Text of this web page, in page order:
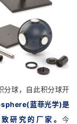
球，自此积分球开
蓝菲光学)是
研究的厂家。今